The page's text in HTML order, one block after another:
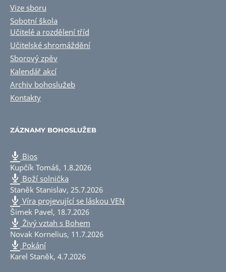
Vize sboru
Sobotní škola
Učitelé a rozdělení tříd
Učitelské shromáždění
Sborový zpěv
Kalendář akcí
Archiv bohoslužeb
Kontakty
ZÁZNAMY BOHOSLUŽEB
Bios
Kupčík Tomáš, 1.8.2026
Boží solnička
Staněk Stanislav, 25.7.2026
Víra projevující se láskou VEN
Šimek Pavel, 18.7.2026
Živý vztah s Bohem
Novak Kornelius, 11.7.2026
Pokání
Karel Staněk, 4.7.2026